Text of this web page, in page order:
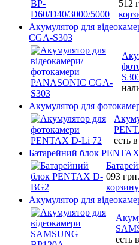
512
Акумулятор для
CGA-S303
Акумулятор для
есть
Батарейний блок
093 грн.
корзину
Акумулятор для
есть